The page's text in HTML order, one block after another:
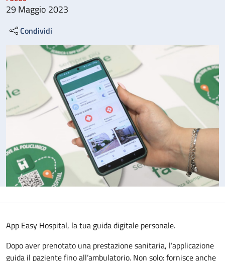
29 Maggio 2023
Condividi
App Easy Hospital, la tua guida digitale personale.
Dopo aver prenotato una prestazione sanitaria, l’applicazione
guida il paziente fino all’ambulatorio. Non solo: fornisce anche